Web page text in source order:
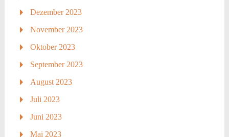
Dezember 2023
November 2023
Oktober 2023
September 2023
August 2023
Juli 2023
Juni 2023
Mai 2023